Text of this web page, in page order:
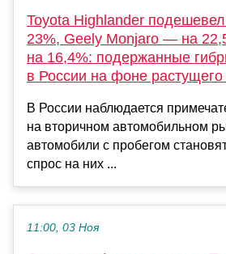
Toyota Highlander
23%, Geely Monjaro — на
на 16,4%: подержанные
в России на фоне растущего
В России наблюдается
на вторичном автомобильном
автомобили с пробегом
спрос на них ...
11:00, 03 Ноя